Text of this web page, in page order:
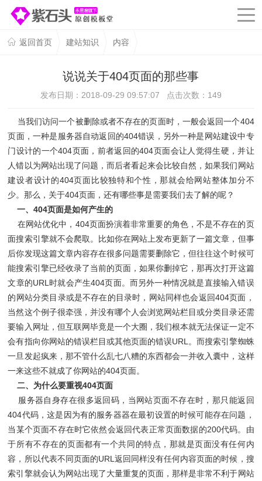
返回首页 建站知识 内容
说说关于404页面的那些事
发布日期：2018-09-29 09:57:07 点击次数： 149
当我们访问一个被删除或者不存在的页面时，一般会返回一个404
页面，一种是服务器自动返回的404错误，另外一种是网站建设中专
门设计的一个404页面，前者返回的404页面会让人觉得生硬，并让
人错以为网站出现了问题，而后者看起来会比较自然，如果我们网站
建设者设计的404页面比较独特和个性，那就会给网站整体加分不
少。那么，关于404页面，还有哪些事是需要我们去了解的呢？
一、404页面是如何产生的
在网站优化中，404页面扮演着非常重要的角色，不是不存在的页
面搜索引擎就不会爬取。比如你在网站上发布更新了一篇文章，但事
后你发现这篇文章内容存在很多问题需要删除它，但往往这个时候可
能搜索引擎已经收录了当前的页面，如果你删掉它，那再次打开这篇
文章的URL时就会产生404页面。而另外一种情况就是直接输入错误
的网站分类目录或是不存在的目录时，网站同样也会返回404页面，
当然这个例子很牵强，并没有哪个人会浏览网站栏目或分类目录还需
要输入网址，但互联网毕竟是一个大圈，我们根本就无法保证一定不
会有指向你网站的错误栏目或其他页面的错误URL。而搜索引擎蜘蛛
一旦发起疯来，那不管什么乱七八糟的东西都会一并收入囊中，这样
一来这些不就成了你网站的404页面。
二、为什么要重视404页面
服务器自身存在很多返回码，当网站页面不存在时，那只能返回
404代码，这是因为有的服务器器在最初设置的时候可能存在问题，
当某个页面不存在时它依然会返回代表正常页面数据的200代码。由
于所有不存在的页面都有一个共同的特点，那就是页面没有任何内
容，所以代表不同页面的URL返回同样没有任何内容页面的时候，搜
索引擎就会认为网站出现了大量重复的页面，那样是非常不利于网站